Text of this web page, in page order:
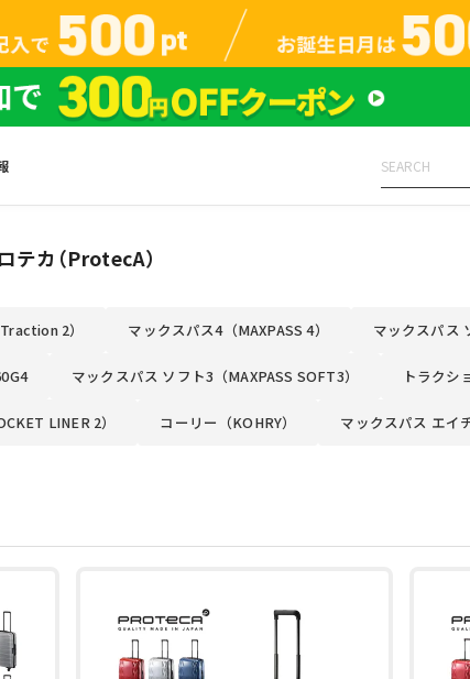
テカ（ProtecA）
2） マックスパス4（MAXPASS 4） マックスパス
マックスパス ソフト3（MAXPASS SOFT3） トラクシ
LINER 2） コーリー（KOHRY） マックスパス エイ